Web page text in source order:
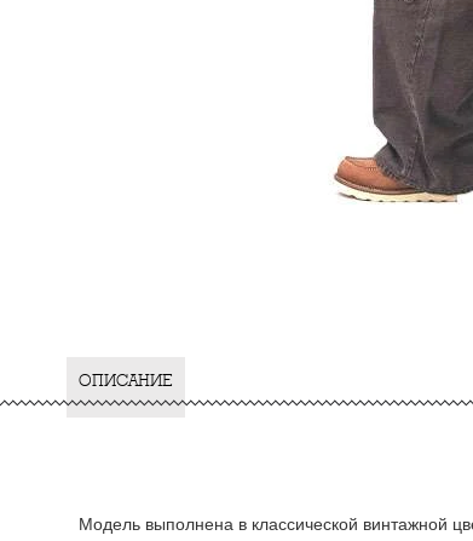
ОПИСАНИЕ
Модель выполнена в классической винтажной